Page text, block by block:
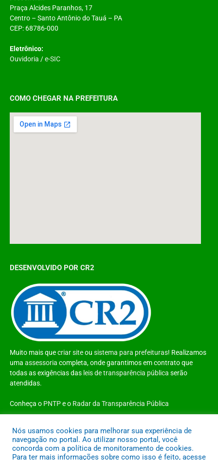
Praça Alcides Paranhos, 17
Centro – Santo Antônio do Tauá – PA
CEP: 68786-000
Eletrônico:
Ouvidoria /e-SIC
COMO CHEGAR NA PREFEITURA
DESENVOLVIDO POR CR2
Muito mais quecriar siteou sistema para prefeituras! Realizamos
uma assessoria completa, onde garantimos em contrato que
todas as exigências das leis de transparência pública serão
atendidas.
Conheça o PNTPe o Radar da Transparência Pública
Todos os direitos reservados a Prefeitura Municipal de Santo Antônio do
Nós usamos cookies para melhorar sua experiência de
navegação no portal. Ao utilizar nosso portal, você
concorda com a política de monitoramento de cookies.
Para ter mais informações sobre como isso é feito, acesse